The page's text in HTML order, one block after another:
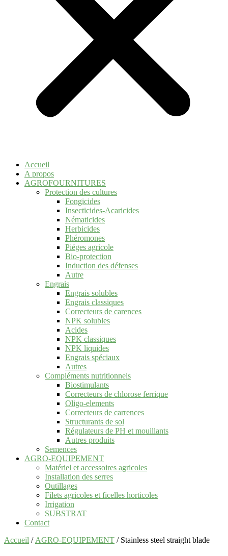
Accueil
A propos
AGROFOURNITURES
Protection des cultures
Fongicides
Insecticides-Acaricides
Nématicides
Herbicides
Phéromones
Piéges agricole
Bio-protection
Induction des défenses
Autre
Engrais
Engrais solubles
Engrais classiques
Correcteurs de carences
NPK solubles
Acides
NPK classiques
NPK liquides
Engrais spéciaux
Autres
Compléments nutritionnels
Biostimulants
Correcteurs de chlorose ferrique
Oligo-elements
Correcteurs de carrences
Structurants de sol
Régulateurs de PH et mouillants
Autres produits
Semences
AGRO-EQUIPEMENT
Matériel et accessoires agricoles
Installation des serres
Outillages
Filets agricoles et ficelles horticoles
Irrigation
SUBSTRAT
Contact
Accueil / AGRO-EQUIPEMENT / Stainless steel straight blade